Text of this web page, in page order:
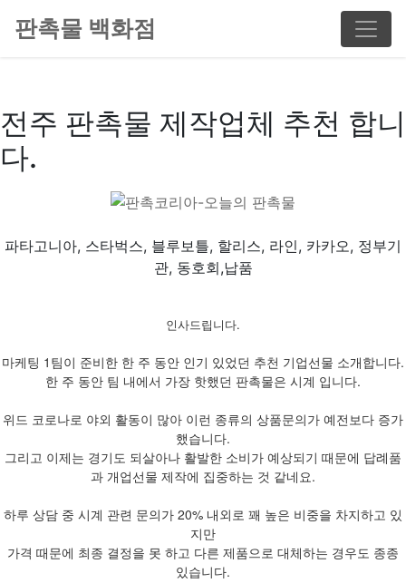
판촉물 백화점
전주 판촉물 제작업체 추천 합니
다.
파타고니아, 스타벅스, 블루보틀, 할리스, 라인, 카카오, 정부기
관, 동호회,납품
인사드립니다.
마케팅 1팀이 준비한 한 주 동안 인기 있었던 추천 기업선물 소개합니다.
한 주 동안 팀 내에서 가장 핫했던 판촉물은 시계 입니다.
위드 코로나로 야외 활동이 많아 이런 종류의 상품문의가 예전보다 증가
했습니다.
그리고 이제는 경기도 되살아나 활발한 소비가 예상되기 때문에 답례품
과 개업선물 제작에 집중하는 것 같네요.
하루 상담 중 시계 관련 문의가 20% 내외로 꽤 높은 비중을 차지하고 있
지만
가격 때문에 최종 결정을 못 하고 다른 제품으로 대체하는 경우도 종종
있습니다.